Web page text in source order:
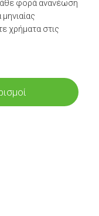
φορά ανανέωση
χρήματα στις